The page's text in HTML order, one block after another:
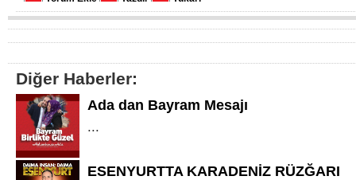
Diğer Haberler:
Ada dan Bayram Mesajı
...
ESENYURTTA KARADENİZ RÜZĞARI